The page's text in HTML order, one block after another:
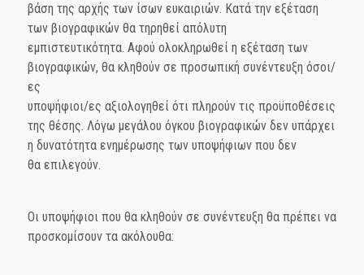
βάση της αρχής των ίσων ευκαιριών. Κατά την εξέταση
των βιογραφικών θα τηρηθεί απόλυτη
εμπιστευτικότητα. Αφού ολοκληρωθεί η εξέταση των
βιογραφικών, θα κληθούν σε προσωπική συνέντευξη όσοι/
ες
υποψήφιοι/ες αξιολογηθεί ότι πληρούν τις προϋποθέσεις
της θέσης. Λόγω μεγάλου όγκου βιογραφικών δεν υπάρχει
η δυνατότητα ενημέρωσης των υποψήφιων που δεν
θα επιλεγούν.
Οι υποψήφιοι που θα κληθούν σε συνέντευξη θα πρέπει να
προσκομίσουν τα ακόλουθα: